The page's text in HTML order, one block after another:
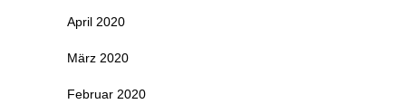
April 2020
März 2020
Februar 2020